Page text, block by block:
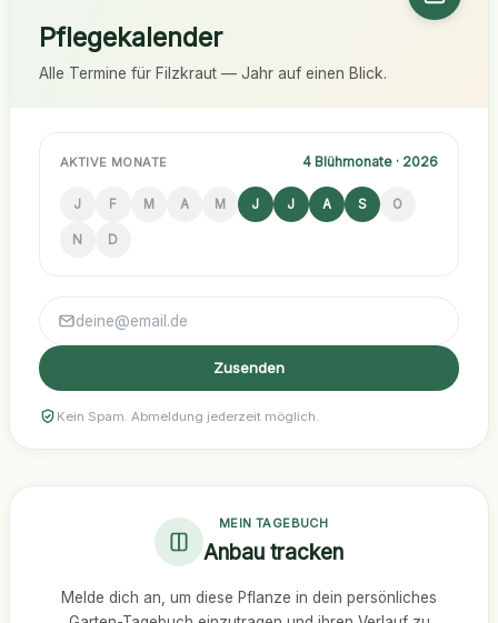
Pflegekalender
Alle Termine für Filzkraut — Jahr auf einen Blick.
AKTIVE MONATE 4 Blühmonate · 2026
J F M A M J J A S O
N D
Zusenden
Kein Spam. Abmeldung jederzeit möglich.
MEIN TAGEBUCH
Anbau tracken
Melde dich an, um diese Pflanze in dein persönliches